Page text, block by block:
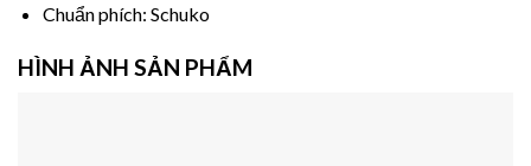
Chuẩn phích: Schuko
HÌNH ẢNH SẢN PHẨM